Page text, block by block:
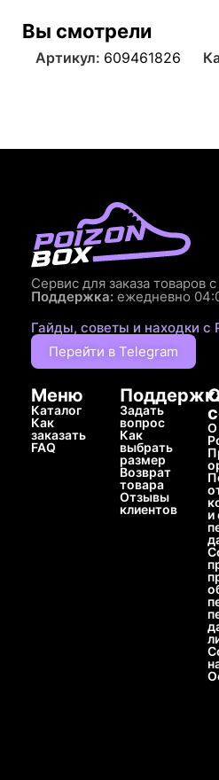
Вы смотрели
Артикул: 609461826
Сервис для заказа товаров
Поддержка: ежедневно
Гайды, советы и находки с
Перейти в Telegram
Меню
Каталог
Как
заказать
FAQ
Задать
вопрос
Как
выбрать
размер
Возврат
товара
Отзывы
клиентов
О
и